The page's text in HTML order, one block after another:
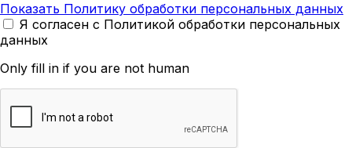
Показать Политику обработки персональных данных
Я согласен с Политикой обработки персональных
данных
Only fill in if you are not human